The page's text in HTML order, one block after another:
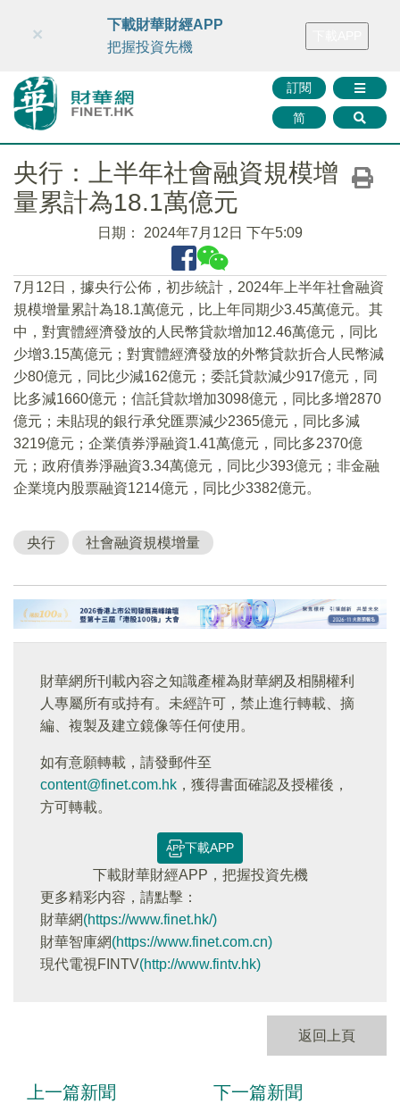
財華智庫網 FINTV FINMETA 財華證券 媒體矩陣
訂閱
简
×
下載財華財經APP
把握投資先機
央行：上半年社會融資規模增
量累計為18.1萬億元
日期： 2024年7月12日 下午5:09
7月12日，據央行公佈，初步統計，2024年上半年社會融資
規模增量累計為18.1萬億元，比上年同期少3.45萬億元。其
中，對實體經濟發放的人民幣貸款增加12.46萬億元，同比
少增3.15萬億元；對實體經濟發放的外幣貸款折合人民幣減
少80億元，同比少減162億元；委託貸款減少917億元，同
比多減1660億元；信託貸款增加3098億元，同比多增2870
億元；未貼現的銀行承兌匯票減少2365億元，同比多減
3219億元；企業債券淨融資1.41萬億元，同比多2370億
元；政府債券淨融資3.34萬億元，同比少393億元；非金融
企業境内股票融資1214億元，同比少3382億元。
央行 社會融資規模增量
財華網所刊載內容之知識產權為財華網及相關權利
人專屬所有或持有。未經許可，禁止進行轉載、摘
編、複製及建立鏡像等任何使用。
如有意願轉載，請發郵件至
content@finet.com.hk ，獲得書面確認及授權後，
方可轉載。
下載APP
下載財華財經APP，把握投資先機
更多精彩内容，請點擊：
財華網(https://www.finet.hk/)
財華智庫網(https://www.finet.com.cn)
現代電視FINTV(http://www.fintv.hk)
返回上頁
上一篇新聞 下一篇新聞